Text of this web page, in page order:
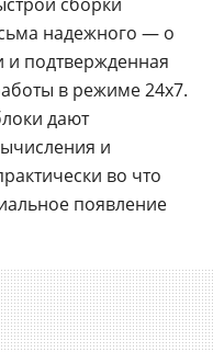
надежного — о
и подтвержденная
в режиме 24х7.
дают
и
во что
появление